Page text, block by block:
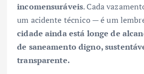
incomensuráveis. Cada
um acidente técnico — é um
cidade ainda está longe de
de saneamento digno,
transparente.